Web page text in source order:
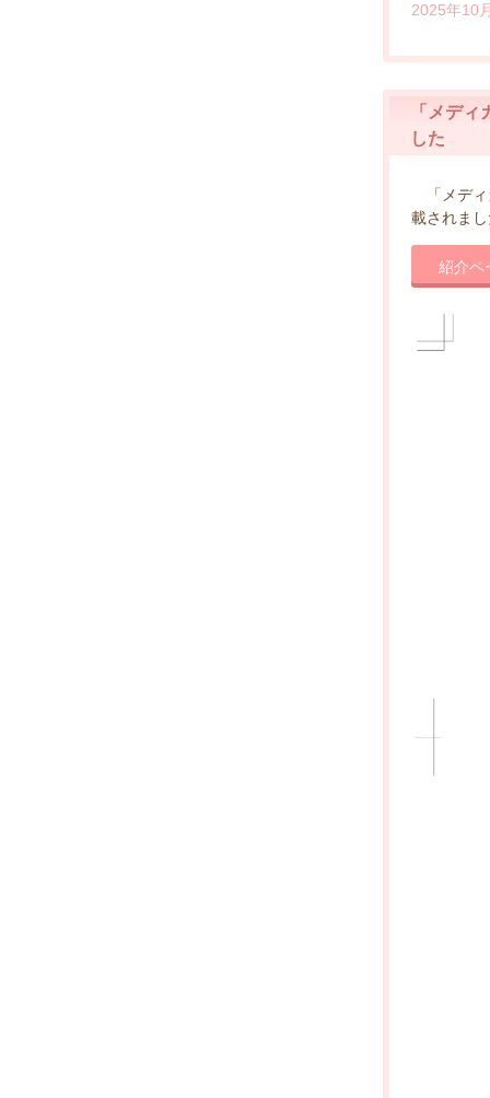
2025年10
「メデ
した
「メディ
載されま
紹介ペ